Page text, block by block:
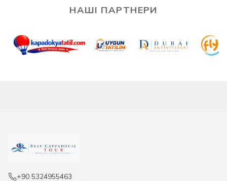
НАШІ ПАРТНЕРИ
+90 5324955463